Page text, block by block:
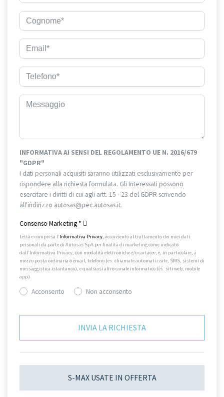
INFORMATIVA AI SENSI DEL REGOLAMENTO UE N. 2016/679
"GDPR"
I dati personali acquisiti saranno utilizzati esclusivamente per
rispondere alla richiesta formulata. Gli Interessati possono
esercitare i diritti di cui agli artt. 15 - 23 del GDPR scrivendo
all'indirizzo autosas@pec.autosas.it.
Consenso Marketing *
Letta e compresa l’Informativa Privacy, acconsento al trattamento dei miei dati
personali da parte di Autosas SpA per finalità di marketing come indicato
dall’Informativa Privacy, con modalità elettroniche e/o cartacee, e, in particolare, a
mezzo posta ordinaria o email, telefono (es. chiamate automatizzate, SMS, sistemi di
messaggistica istantanea), e qualsiasi altro canale informatico (es. siti web, mobile
app).
Acconsento Non acconsento
S-MAX USATE IN OFFERTA